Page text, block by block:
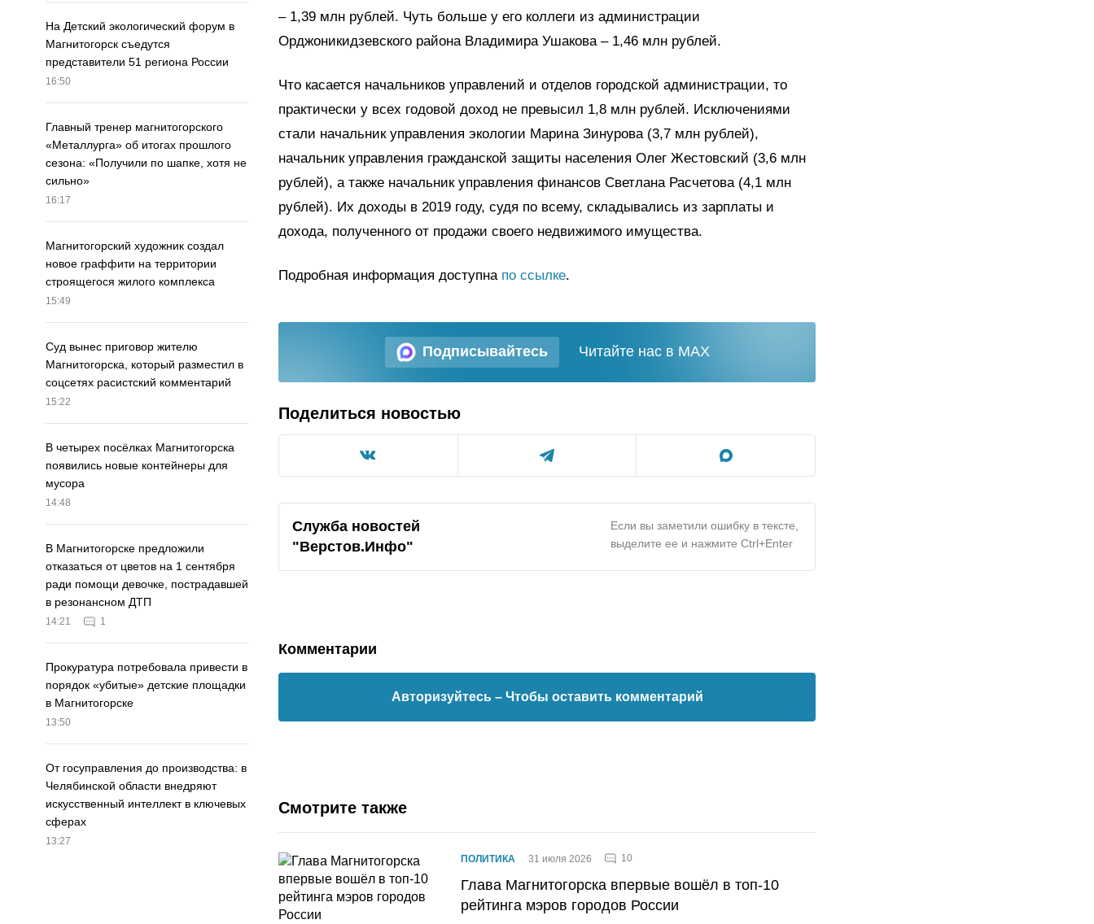
На Детский экологический форум в
Магнитогорск съедутся
представители 51 региона России
16:50
Главный тренер магнитогорского
«Металлурга» об итогах прошлого
сезона: «Получили по шапке, хотя не
сильно»
16:17
Магнитогорский художник создал
новое граффити на территории
строящегося жилого комплекса
15:49
Суд вынес приговор жителю
Магнитогорска, который разместил в
соцсетях расистский комментарий
15:22
В четырех посёлках Магнитогорска
появились новые контейнеры для
мусора
14:48
В Магнитогорске предложили
отказаться от цветов на 1 сентября
ради помощи девочке, пострадавшей
в резонансном ДТП
14:21 1
Прокуратура потребовала привести в
порядок «убитые» детские площадки
в Магнитогорске
13:50
От госуправления до производства: в
Челябинской области внедряют
искусственный интеллект в ключевых
сферах
13:27
– 1,39 млн рублей. Чуть больше у его коллеги из администрации
Орджоникидзевского района Владимира Ушакова – 1,46 млн рублей.
Что касается начальников управлений и отделов городской администрации, то
практически у всех годовой доход не превысил 1,8 млн рублей. Исключениями
стали начальник управления экологии Марина Зинурова (3,7 млн рублей),
начальник управления гражданской защиты населения Олег Жестовский (3,6 млн
рублей), а также начальник управления финансов Светлана Расчетова (4,1 млн
рублей). Их доходы в 2019 году, судя по всему, складывались из зарплаты и
дохода, полученного от продажи своего недвижимого имущества.
Подробная информация доступна по ссылке.
Подписывайтесь Читайте нас в MAX
Поделиться новостью
Служба новостей
"Верстов.Инфо"
Если вы заметили ошибку в тексте,
выделите ее и нажмите Ctrl+Enter
Комментарии
Авторизуйтесь – Чтобы оставить комментарий
Смотрите также
ПОЛИТИКА 31 июля 2026 10
Глава Магнитогорска впервые вошёл в топ-10
рейтинга мэров городов России